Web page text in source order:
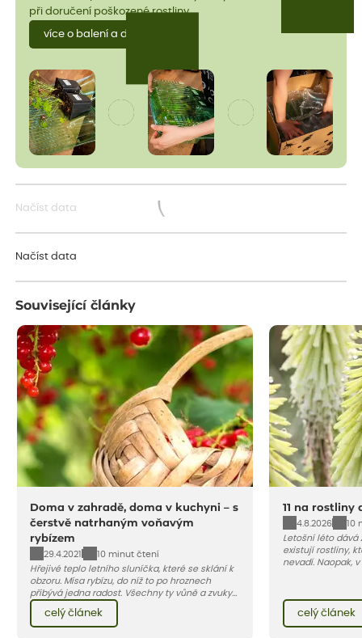
při doručení poškozené rostliny.
více o balení a dopravě
Načíst data
Načíst data
Související články
Doma v zahradě, doma v kuchyni – s
čerstvě natrhaným voňavým
rybízem
29.4.2021
10 minut čtení
Hřejivé teplo letního sluníčka, které se sklání k
obzoru. Mísa rybízu, do níž to po hroznech
přibývá jedna radost. Všechny ty vůně a zvuky
červencové zahrady. Sklizeň rybízu do kuchyně
vnese neuvěřitelný klid a radost. A taky trochu
bezstarostnosti dětství při mlsání babiččina
celý článek
11 na rostliny
4.8.2026
10
Letošní léto dává
existují rostliny,
nevadí. Naopak,
horké a suché
Pojďme se
celý článek